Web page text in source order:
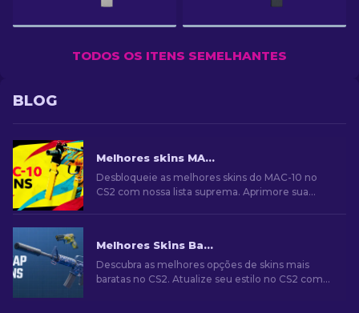
TODOS OS ITENS SEMELHANTES
BLOG
Melhores skins MAC-10 no CS2: Lista Classificada [2026]
Desbloqueie as melhores skins do MAC-10 no
CS2 com nossa lista suprema. Aprimore sua
Melhores Skins Baratas no CS2 [2026]
Descubra as melhores opções de skins mais
baratas no CS2. Atualize seu estilo no CS2 com